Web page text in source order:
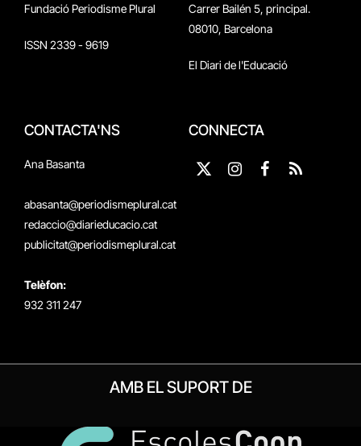
Fundació Periodisme Plural
ISSN 2339 - 9619
Carrer Bailén 5, principal.
08010, Barcelona
El Diari de l'Educació
CONTACTA'NS
Ana Basanta
abasanta@periodismeplural.cat
redaccio@diarieducacio.cat
publicitat@periodismeplural.cat
Telèfon:
932 311 247
CONNECTA
X
Instagram
Facebook
RSS
AMB EL SUPORT DE